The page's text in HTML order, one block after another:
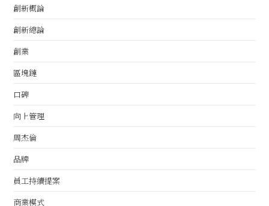
創新概論
創新總論
創業
區塊鏈
口碑
向上管理
周杰倫
品牌
員工持續提案
商業模式